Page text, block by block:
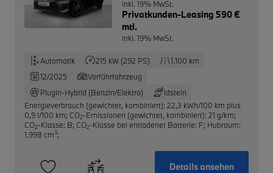
inkl. 19% MwSt.
Privatkunden-Leasing 590 €
mtl.
inkl. 19% MwSt.
Automatik 215 kW (292 PS)
1.100 km
12/2025
Vorführfahrzeug
Plugin-Hybrid (Benzin/Elektro)
Idstein
Energieverbrauch (gewichtet, kombiniert): 22,3 kWh/100 km plus
0,9 l/100 km; CO2-Emissionen (gewichtet, kombiniert): 21 g/km;
CO2-Klasse: B; CO2-Klasse bei entladener Batterie: F; Hubraum:
1.998 cm3;
Details ansehen